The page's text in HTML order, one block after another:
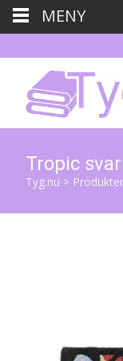
Tropic
Tyg.nu > Produkter
MENY